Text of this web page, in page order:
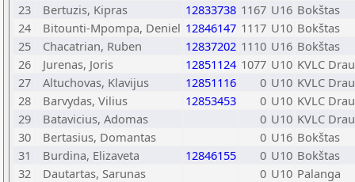
23
Bertuzis, Kipras 12833738 1167 U16 Bokštas
24
Bitounti-Mpompa, Deniel 12846147 1117 U10 Bokštas
25
Chacatrian, Ruben 12837202 1110 U16 Bokštas
26
Jurenas, Joris 12851124 1077 U10 KVLC
27
Altuchovas, Klavijus 12851116 0 U10 KVLC
28
Barvydas, Vilius 12853453 0 U10 KVLC
29
Batavicius, Adomas 0 U10 KVLC
30
Bertasius, Domantas 0 U16 Bokštas
31
Burdina, Elizaveta 12846155 0 U10 Bokštas
32
Dautartas, Sarunas 0 U10 Palanga